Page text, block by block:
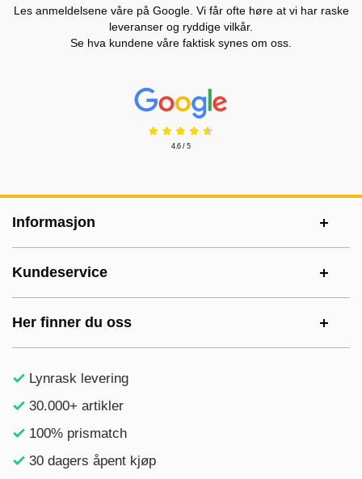
Les anmeldelsene våre på Google. Vi får ofte høre at vi har raske
leveranser og ryddige vilkår.
Se hva kundene våre faktisk synes om oss.
Prisjakt Vurdering: 4.6 Stjerne
4.6 / 5
Informasjon
Kundeservice
Her finner du oss
Lynrask levering
30.000+ artikler
100% prismatch
30 dagers åpent kjøp